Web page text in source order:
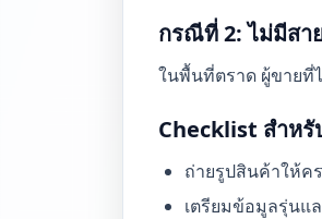
กรณีที่ 2: ไม่มีสา
ในพื้นที่ตราด ผู้ขายที่
Checklist สำห
ถ่ายรูปสินค้าให้ค
เตรียมข้อมูลรุ่นแล